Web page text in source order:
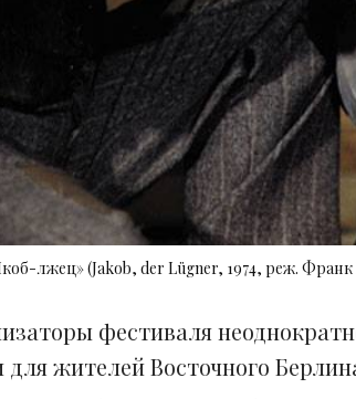
лжец» (Jakob, der Lügner, 1974, реж. Франк
фестиваля
жителей Восточного